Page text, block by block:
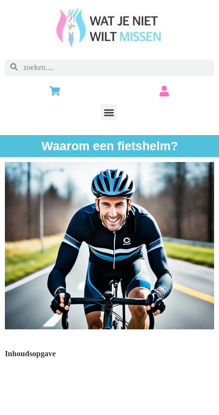
Waarom een fietshelm?
Inhoudsopgave